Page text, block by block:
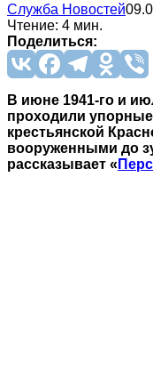
Служба Новостей
Чтение: 4 мин.
Поделиться:
В июне 1941-го и
проходили
крестьянской
вооруженными до
рассказывает «